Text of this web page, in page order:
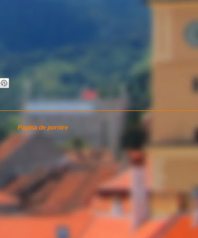
Pagina de pornire